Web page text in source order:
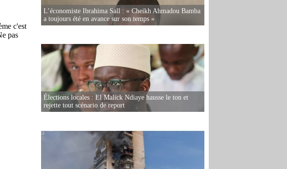
L’économiste Ibrahima Sall : « Cheikh Ahmadou Bamba
a toujours été en avance sur son temps »
Élections locales : El Malick Ndiaye hausse le ton et
rejette tout scénario de report